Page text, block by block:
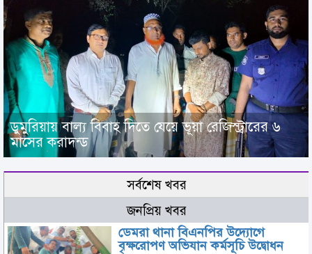
ডুমুরিয়ায় বাল্য বিবাহ দিতে যেয়ে ভূয়া রেজিস্ট্রারের ৬
মাসের করাদন্ড
সর্বশেষ খবর
জনপ্রিয় খবর
ডেমরা থানা বিএনপির উদ্যোগে
বৃক্ষরোপণ অভিযান কর্মসূচি উদ্বোধন